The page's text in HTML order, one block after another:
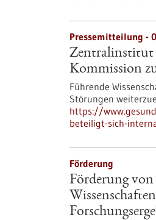
Pressemitteilung -
Zentralinstitut
Kommission
Führende
Störungen
https://
beteiligt-sich-
Förderung
Förderung